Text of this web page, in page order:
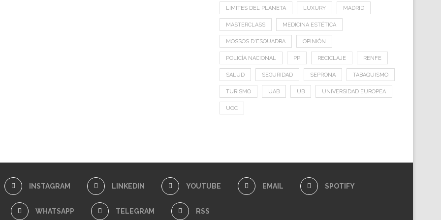
LIMITES DEL PLANETA LUXURY MADRID
MASTERCLASS MEDICINA ESTÉTICA
MOSSOS D'ESQUADRA OPINIÓN
POLICÍA NACIONAL PP RECICLAJE RENFE
SALUD SEGURIDAD SEPRONA TABAQUISMO
TURISMO UAB UB UNIVERSIDAD EUROPEA
UOC
INSTAGRAM LINKEDIN YOUTUBE EMAIL SPOTIFY
WHATSAPP TELEGRAM RSS